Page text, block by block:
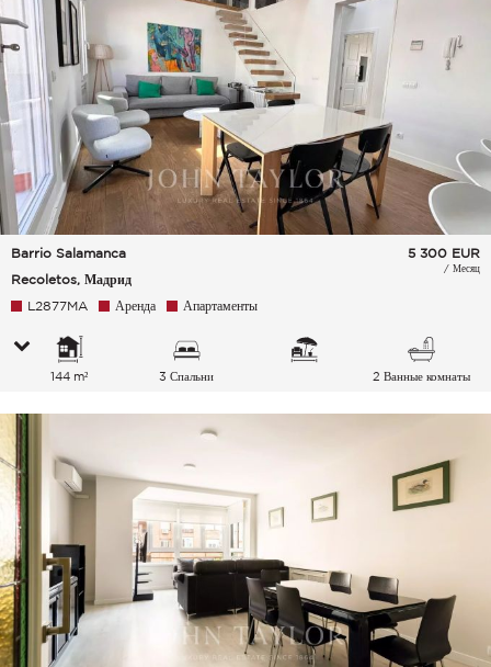
Barrio Salamanca
Recoletos, Мадрид
5 300 EUR
/ Месяц
L2877MA Аренда Апартаменты
144 m² 3 Спальни 2 Ванные комнаты